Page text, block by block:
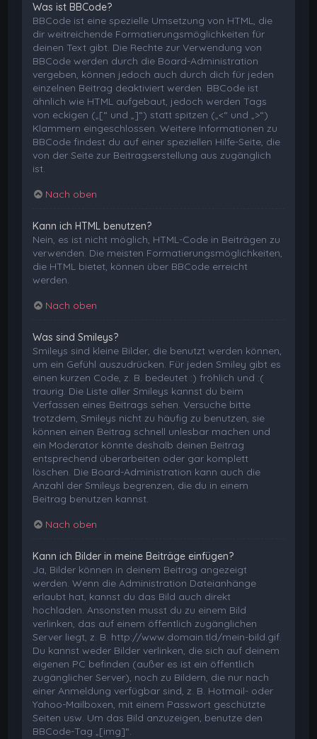
Was ist BBCode?
BBCode ist eine spezielle Umsetzung von HTML, die
dir weitreichende Formatierungsmöglichkeiten für
deinen Text gibt. Die Rechte zur Verwendung von
BBCode werden durch die Board-Administration
vergeben, können jedoch auch durch dich für jeden
einzelnen Beitrag deaktiviert werden. BBCode ist
ähnlich wie HTML aufgebaut, jedoch werden Tags
von eckigen („[“ und „]“) statt spitzen („<“ und „>“)
Klammern eingeschlossen. Weitere Informationen zu
BBCode findest du auf einer speziellen Hilfe-Seite, die
von der Seite zur Beitragserstellung aus zugänglich
ist.
Nach oben
Kann ich HTML benutzen?
Nein, es ist nicht möglich, HTML-Code in Beiträgen zu
verwenden. Die meisten Formatierungsmöglichkeiten,
die HTML bietet, können über BBCode erreicht
werden.
Nach oben
Was sind Smileys?
Smileys sind kleine Bilder, die benutzt werden können,
um ein Gefühl auszudrücken. Für jeden Smiley gibt es
einen kurzen Code, z. B. bedeutet :) fröhlich und :(
traurig. Die Liste aller Smileys kannst du beim
Verfassen eines Beitrags sehen. Versuche bitte
trotzdem, Smileys nicht zu häufig zu benutzen, sie
können einen Beitrag schnell unlesbar machen und
ein Moderator könnte deshalb deinen Beitrag
entsprechend überarbeiten oder gar komplett
löschen. Die Board-Administration kann auch die
Anzahl der Smileys begrenzen, die du in einem
Beitrag benutzen kannst.
Nach oben
Kann ich Bilder in meine Beiträge einfügen?
Ja, Bilder können in deinem Beitrag angezeigt
werden. Wenn die Administration Dateianhänge
erlaubt hat, kannst du das Bild auch direkt
hochladen. Ansonsten musst du zu einem Bild
verlinken, das auf einem öffentlich zugänglichen
Server liegt, z. B. http://www.domain.tld/mein-bild.gif.
Du kannst weder Bilder verlinken, die sich auf deinem
eigenen PC befinden (außer es ist ein öffentlich
zugänglicher Server), noch zu Bildern, die nur nach
einer Anmeldung verfügbar sind, z. B. Hotmail- oder
Yahoo-Mailboxen, mit einem Passwort geschützte
Seiten usw. Um das Bild anzuzeigen, benutze den
BBCode-Tag „[img]“.